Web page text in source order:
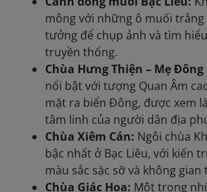
mông với những ô muối
tưởng để chụp ảnh và tìm
truyền thống.
Chùa Hưng Thiện – Mẹ Đông
nổi bật với tượng Quan Âm
mặt ra biển Đông, được xem
tâm linh của người dân địa
Chùa Xiêm Cán: Ngôi chùa
bậc nhất ở Bạc Liêu, với kiến
màu sắc sặc sỡ và không
Chùa Giác Hoa: Một trong